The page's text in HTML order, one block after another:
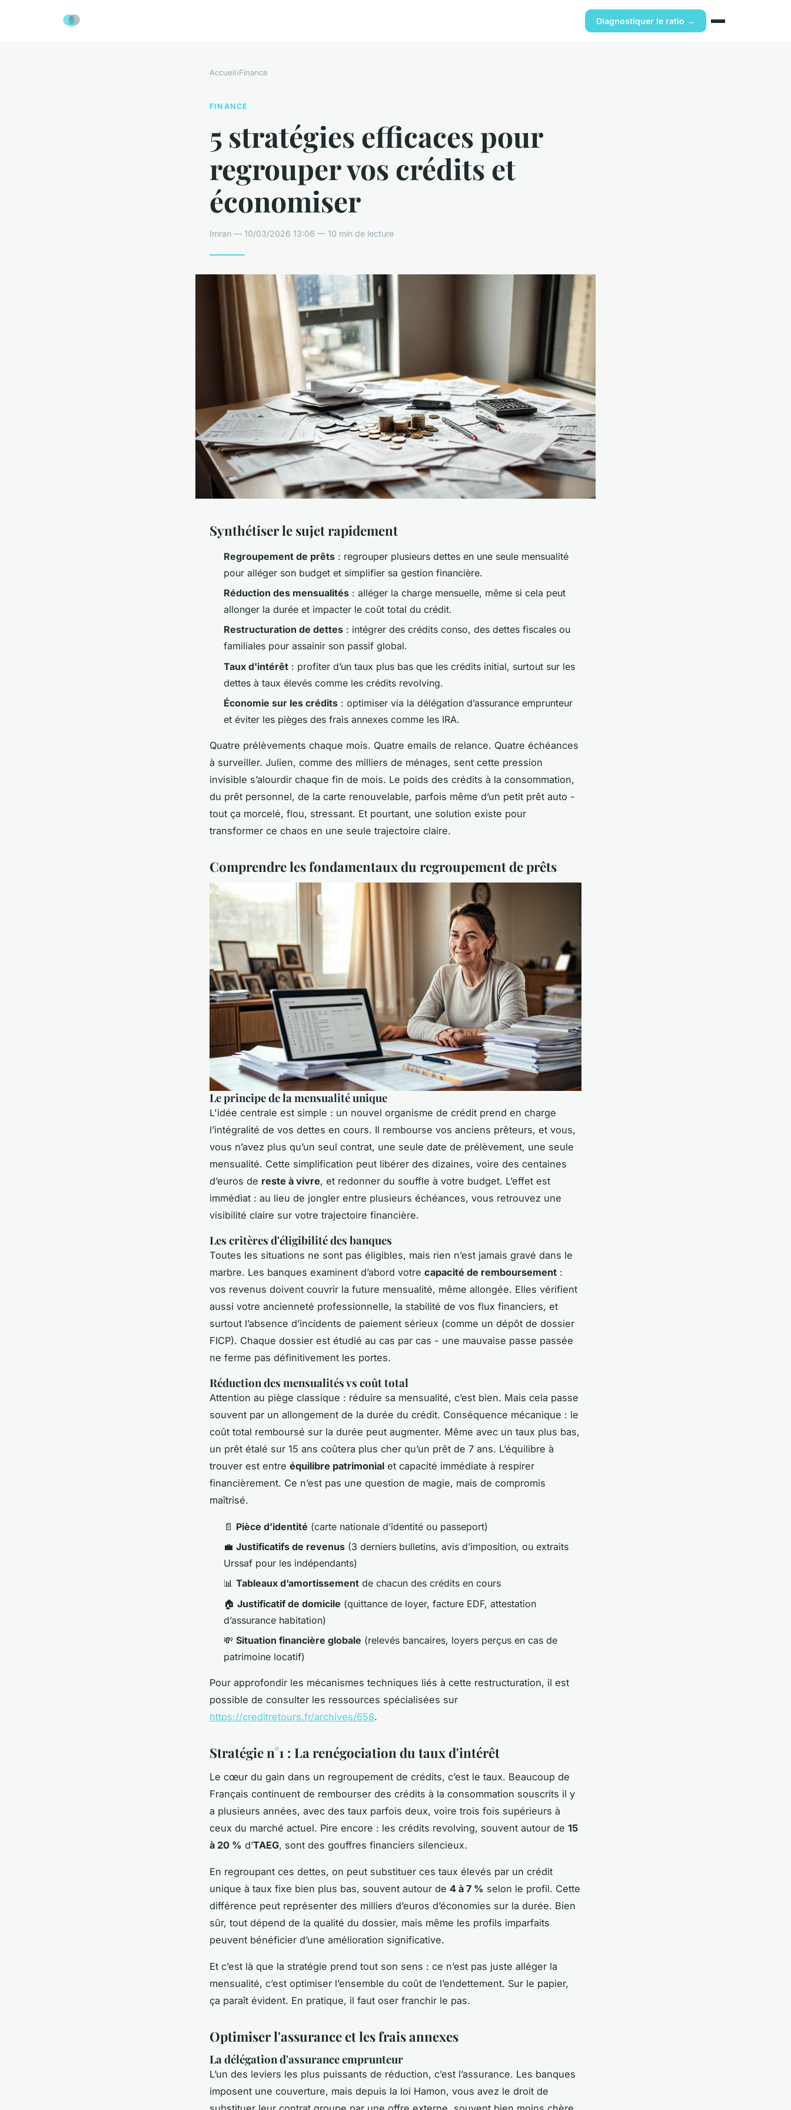
Diagnostiquer le ratio →
Accueil›Finance
FINANCE
5 stratégies efficaces pour
regrouper vos crédits et
économiser
Imran — 10/03/2026 13:06 — 10 min de lecture
Synthétiser le sujet rapidement
Regroupement de prêts : regrouper plusieurs dettes en une seule mensualité
pour alléger son budget et simplifier sa gestion financière.
Réduction des mensualités : alléger la charge mensuelle, même si cela peut
allonger la durée et impacter le coût total du crédit.
Restructuration de dettes : intégrer des crédits conso, des dettes fiscales ou
familiales pour assainir son passif global.
Taux d'intérêt : profiter d’un taux plus bas que les crédits initial, surtout sur les
dettes à taux élevés comme les crédits revolving.
Économie sur les crédits : optimiser via la délégation d’assurance emprunteur
et éviter les pièges des frais annexes comme les IRA.
Quatre prélèvements chaque mois. Quatre emails de relance. Quatre échéances
à surveiller. Julien, comme des milliers de ménages, sent cette pression
invisible s’alourdir chaque fin de mois. Le poids des crédits à la consommation,
du prêt personnel, de la carte renouvelable, parfois même d’un petit prêt auto -
tout ça morcelé, flou, stressant. Et pourtant, une solution existe pour
transformer ce chaos en une seule trajectoire claire.
Comprendre les fondamentaux du regroupement de prêts
Le principe de la mensualité unique
L'idée centrale est simple : un nouvel organisme de crédit prend en charge
l’intégralité de vos dettes en cours. Il rembourse vos anciens prêteurs, et vous,
vous n’avez plus qu’un seul contrat, une seule date de prélèvement, une seule
mensualité. Cette simplification peut libérer des dizaines, voire des centaines
d’euros de reste à vivre, et redonner du souffle à votre budget. L’effet est
immédiat : au lieu de jongler entre plusieurs échéances, vous retrouvez une
visibilité claire sur votre trajectoire financière.
Les critères d'éligibilité des banques
Toutes les situations ne sont pas éligibles, mais rien n’est jamais gravé dans le
marbre. Les banques examinent d’abord votre capacité de remboursement :
vos revenus doivent couvrir la future mensualité, même allongée. Elles vérifient
aussi votre ancienneté professionnelle, la stabilité de vos flux financiers, et
surtout l’absence d’incidents de paiement sérieux (comme un dépôt de dossier
FICP). Chaque dossier est étudié au cas par cas - une mauvaise passe passée
ne ferme pas définitivement les portes.
Réduction des mensualités vs coût total
Attention au piège classique : réduire sa mensualité, c’est bien. Mais cela passe
souvent par un allongement de la durée du crédit. Conséquence mécanique : le
coût total remboursé sur la durée peut augmenter. Même avec un taux plus bas,
un prêt étalé sur 15 ans coûtera plus cher qu’un prêt de 7 ans. L’équilibre à
trouver est entre équilibre patrimonial et capacité immédiate à respirer
financièrement. Ce n’est pas une question de magie, mais de compromis
maîtrisé.
📄 Pièce d’identité (carte nationale d’identité ou passeport)
💼 Justificatifs de revenus (3 derniers bulletins, avis d’imposition, ou extraits
Urssaf pour les indépendants)
📊 Tableaux d’amortissement de chacun des crédits en cours
🏠 Justificatif de domicile (quittance de loyer, facture EDF, attestation
d’assurance habitation)
💸 Situation financière globale (relevés bancaires, loyers perçus en cas de
patrimoine locatif)
Pour approfondir les mécanismes techniques liés à cette restructuration, il est
possible de consulter les ressources spécialisées sur
https://creditretours.fr/archives/658.
Stratégie n°1 : La renégociation du taux d'intérêt
Le cœur du gain dans un regroupement de crédits, c’est le taux. Beaucoup de
Français continuent de rembourser des crédits à la consommation souscrits il y
a plusieurs années, avec des taux parfois deux, voire trois fois supérieurs à
ceux du marché actuel. Pire encore : les crédits revolving, souvent autour de 15
à 20 % d’TAEG, sont des gouffres financiers silencieux.
En regroupant ces dettes, on peut substituer ces taux élevés par un crédit
unique à taux fixe bien plus bas, souvent autour de 4 à 7 % selon le profil. Cette
différence peut représenter des milliers d’euros d’économies sur la durée. Bien
sûr, tout dépend de la qualité du dossier, mais même les profils imparfaits
peuvent bénéficier d’une amélioration significative.
Et c’est là que la stratégie prend tout son sens : ce n’est pas juste alléger la
mensualité, c’est optimiser l’ensemble du coût de l’endettement. Sur le papier,
ça paraît évident. En pratique, il faut oser franchir le pas.
Optimiser l'assurance et les frais annexes
La délégation d'assurance emprunteur
L’un des leviers les plus puissants de réduction, c’est l’assurance. Les banques
imposent une couverture, mais depuis la loi Hamon, vous avez le droit de